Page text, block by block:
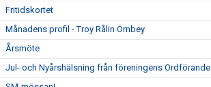
Fritidskortet
Månadens profil - Troy Rålin Örnbey
Årsmöte
Jul- och Nyårshälsning från föreningens Ordförande